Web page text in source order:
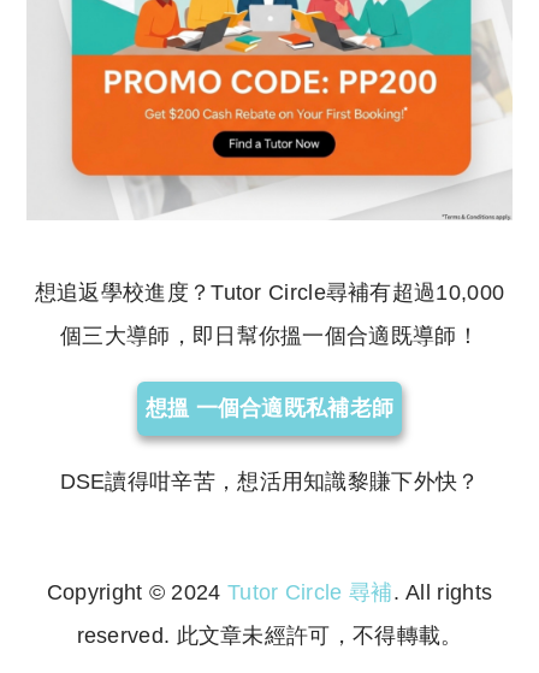
想追返學校進度？Tutor Circle尋補有超過10,000
個三大導師，即日幫你搵一個合適既導師！
想搵 一個合適既私補老師
DSE讀得咁辛苦，想活用知識黎賺下外快？
Copyright © 2024 Tutor Circle 尋補. All rights
reserved. 此文章未經許可，不得轉載。